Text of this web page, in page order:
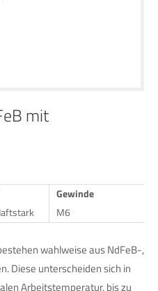
+1)
mit
Gewinde
M6
wahlweise aus NdFeB-,
Diese unterscheiden sich in
Arbeitstemperatur, bis zu